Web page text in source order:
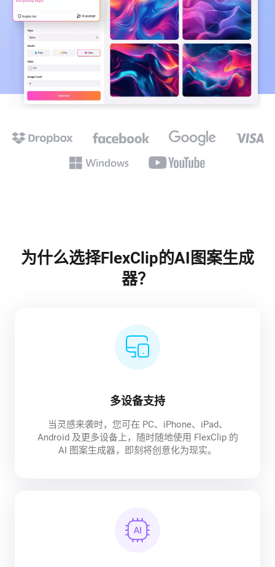
为什么选择FlexClip的AI图案生成
器？
多设备支持
当灵感来袭时，您可在 PC、iPhone、iPad、
Android 及更多设备上，随时随地使用 FlexClip 的
AI 图案生成器，即刻将创意化为现实。